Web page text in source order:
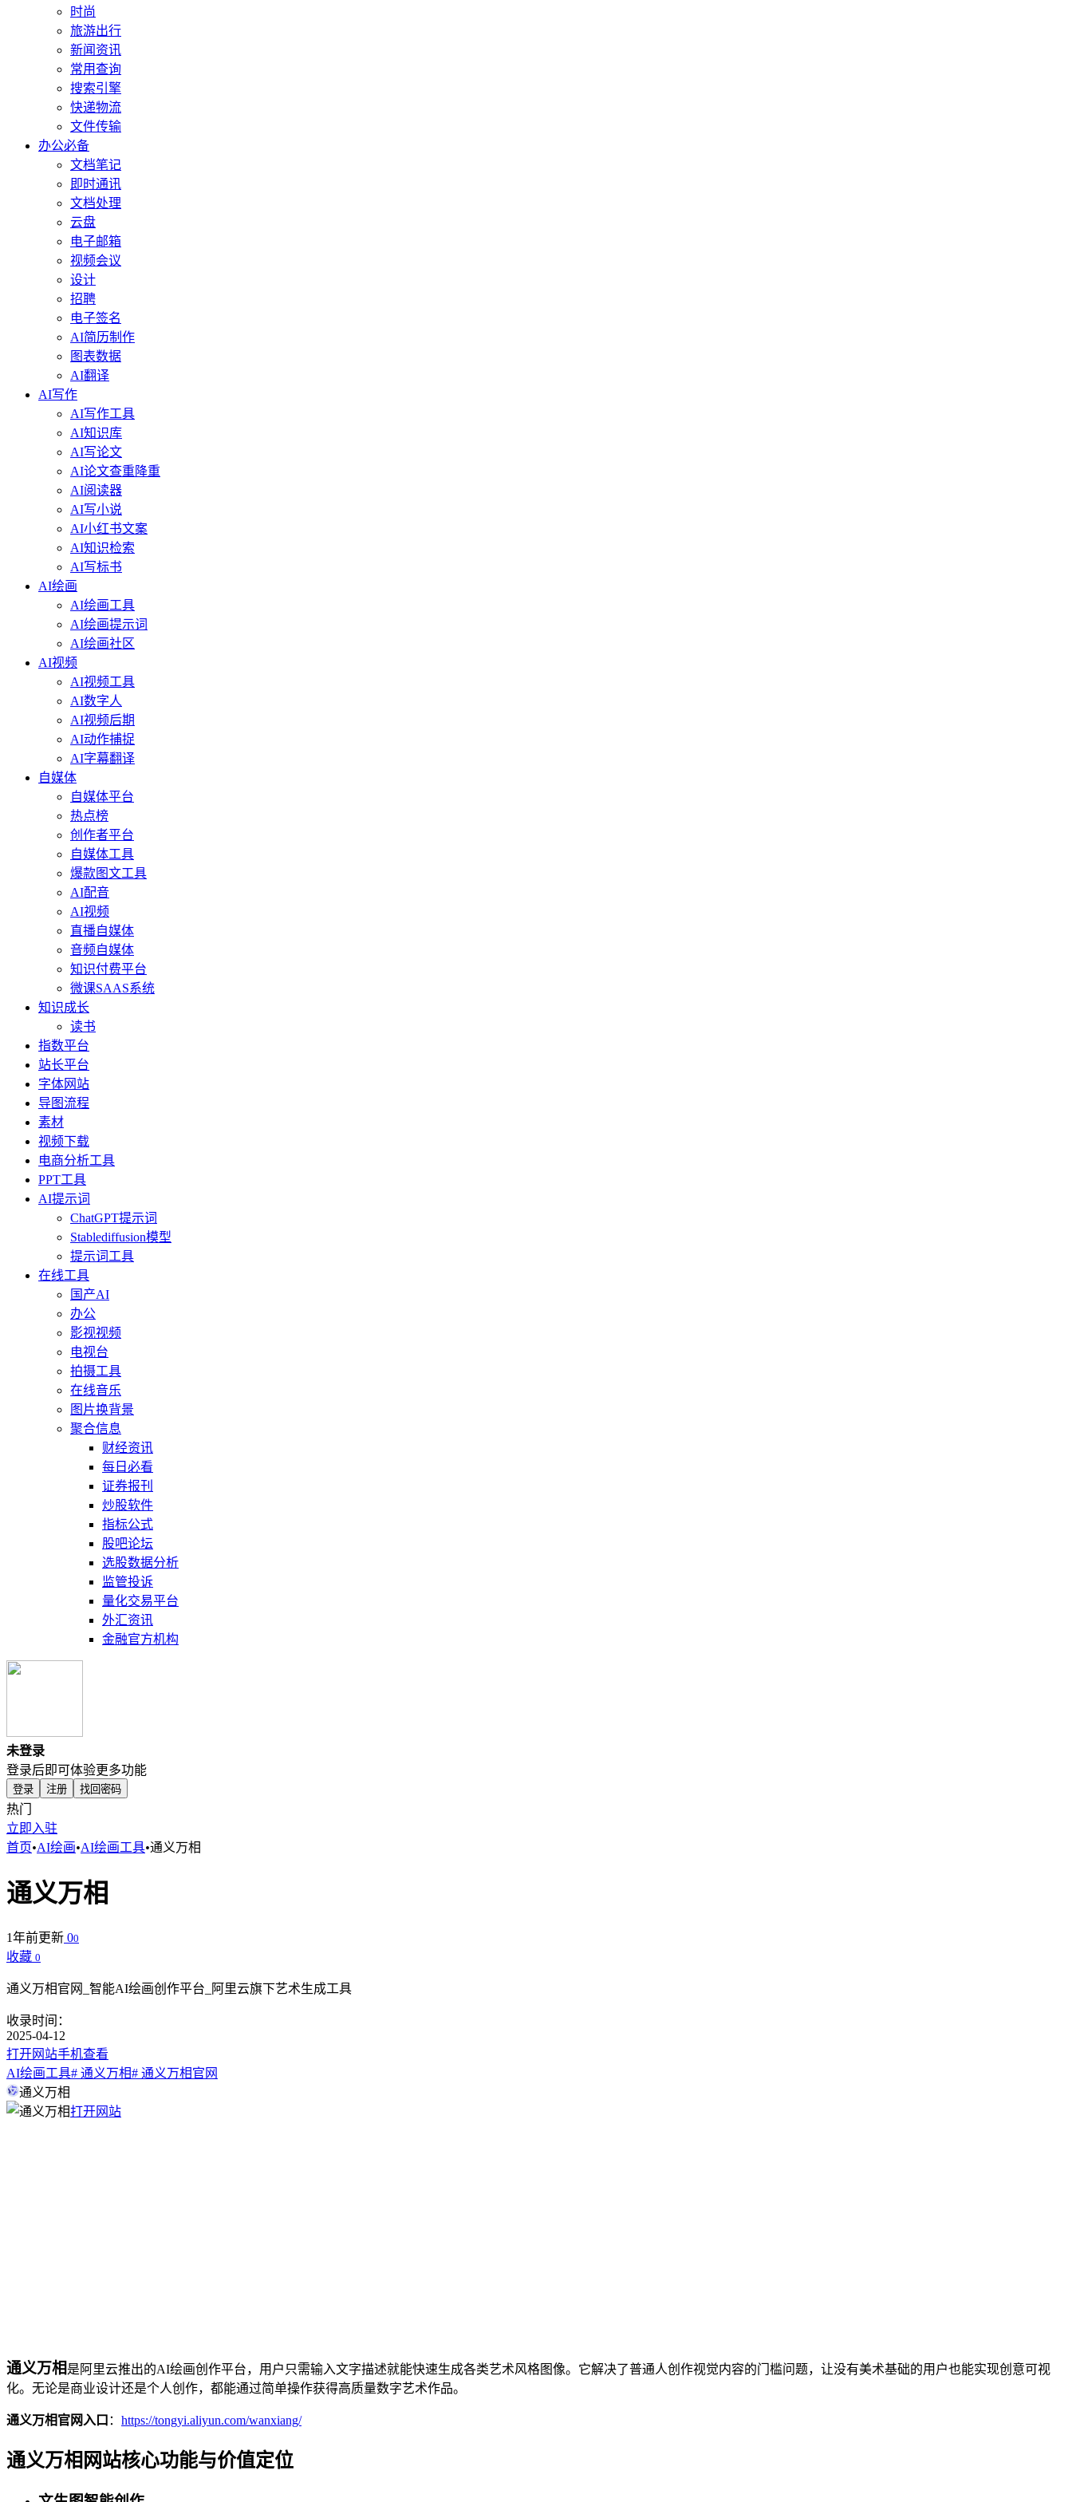
时尚
旅游出行
新闻资讯
常用查询
搜索引擎
快递物流
文件传输
办公必备
文档笔记
即时通讯
文档处理
云盘
电子邮箱
视频会议
设计
招聘
电子签名
AI简历制作
图表数据
AI翻译
AI写作
AI写作工具
AI知识库
AI写论文
AI论文查重降重
AI阅读器
AI写小说
AI小红书文案
AI知识检索
AI写标书
AI绘画
AI绘画工具
AI绘画提示词
AI绘画社区
AI视频
AI视频工具
AI数字人
AI视频后期
AI动作捕捉
AI字幕翻译
自媒体
自媒体平台
热点榜
创作者平台
自媒体工具
爆款图文工具
AI配音
AI视频
直播自媒体
音频自媒体
知识付费平台
微课SAAS系统
知识成长
读书
指数平台
站长平台
字体网站
导图流程
素材
视频下载
电商分析工具
PPT工具
AI提示词
ChatGPT提示词
Stablediffusion模型
提示词工具
在线工具
国产AI
办公
影视视频
电视台
拍摄工具
在线音乐
图片换背景
聚合信息
财经资讯
每日必看
证券报刊
炒股软件
指标公式
股吧论坛
选股数据分析
监管投诉
量化交易平台
外汇资讯
金融官方机构
未登录
登录后即可体验更多功能
登录 注册 找回密码
热门
立即入驻
首页•AI绘画•AI绘画工具•通义万相
通义万相
1年前更新 00
收藏 0
通义万相官网_智能AI绘画创作平台_阿里云旗下艺术生成工具
收录时间：
2025-04-12
打开网站手机查看
AI绘画工具# 通义万相# 通义万相官网
通义万相
打开网站
通义万相 是阿里云推出的AI绘画创作平台，用户只需输入文字描述就能快速生成各类艺术风格图像。它解决了普通人创作视觉内容的门槛问题，让没有美术基础的用户也能实现创意可视
化。无论是商业设计还是个人创作，都能通过简单操作获得高质量数字艺术作品。
通义万相官网入口 ： https://tongyi.aliyun.com/wanxiang/
通义万相网站核心功能与价值定位